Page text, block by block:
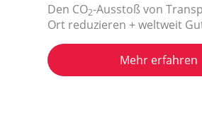
Den CO2-Ausstoß von
Ort reduzieren + weltweit
Mehr erfahren